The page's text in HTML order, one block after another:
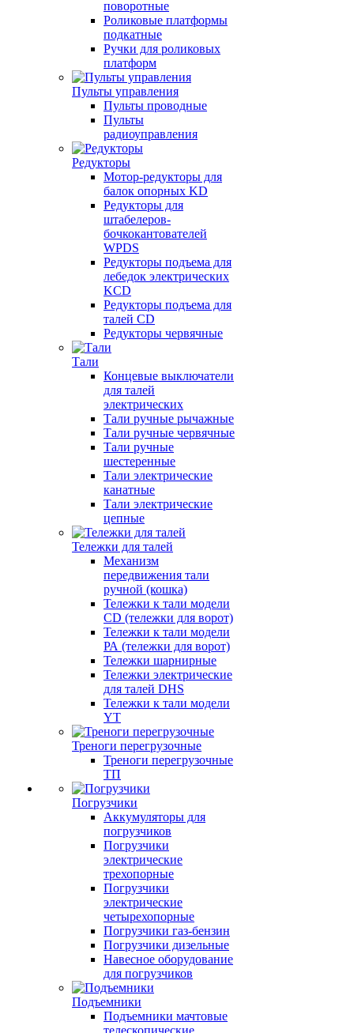
поворотные
Роликовые платформы
подкатные
Ручки для роликовых
платформ
Пульты управления
Пульты проводные
Пульты
радиоуправления
Редукторы
Мотор-редукторы для
балок опорных KD
Редукторы для
штабелеров-
бочкокантователей
WPDS
Редукторы подъема для
лебедок электрических
KCD
Редукторы подъема для
талей CD
Редукторы червячные
Тали
Концевые выключатели
для талей
электрических
Тали ручные рычажные
Тали ручные червячные
Тали ручные
шестеренные
Тали электрические
канатные
Тали электрические
цепные
Тележки для талей
Механизм
передвижения тали
ручной (кошка)
Тележки к тали модели
CD (тележки для ворот)
Тележки к тали модели
РА (тележки для ворот)
Тележки шарнирные
Тележки электрические
для талей DHS
Тележки к тали модели
YT
Треноги перегрузочные
Треноги перегрузочные
ТП
Погрузчики
Аккумуляторы для
погрузчиков
Погрузчики
электрические
трехопорные
Погрузчики
электрические
четырехопорные
Погрузчики газ-бензин
Погрузчики дизельные
Навесное оборудование
для погрузчиков
Подъемники
Подъемники мачтовые
телескопические